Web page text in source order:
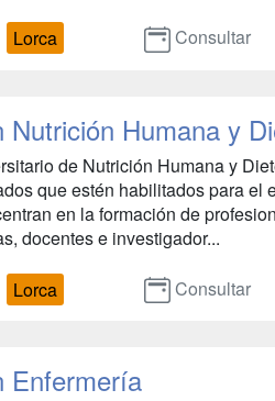
Lorca Consultar
Nutrición Humana y
de Nutrición Humana y
que estén habilitados para
en la formación de
docentes e investigador...
Lorca Consultar
Enfermería